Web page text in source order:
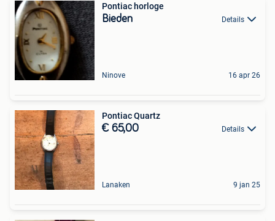
Pontiac horloge
Bieden Details
Ninove 16 apr 26
Pontiac Quartz
€ 65,00 Details
Lanaken 9 jan 25